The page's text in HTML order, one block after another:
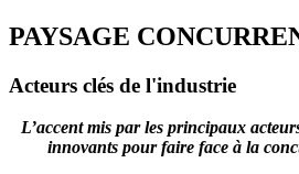
PAYSAGE
Acteurs clés de l'industrie
L’accent mis par les principaux
innovants pour faire face à la